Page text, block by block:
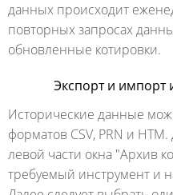
данных происходит
повторных запросах
обновленные котировки.
Экспорт и импорт
Исторические данные
форматов CSV, PRN и
левой части окна "Архив
требуемый инструмент и